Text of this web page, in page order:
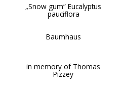
„Snow gum“ Eucalyptus
pauciflora
Baumhaus
in memory of Thomas
Pizzey